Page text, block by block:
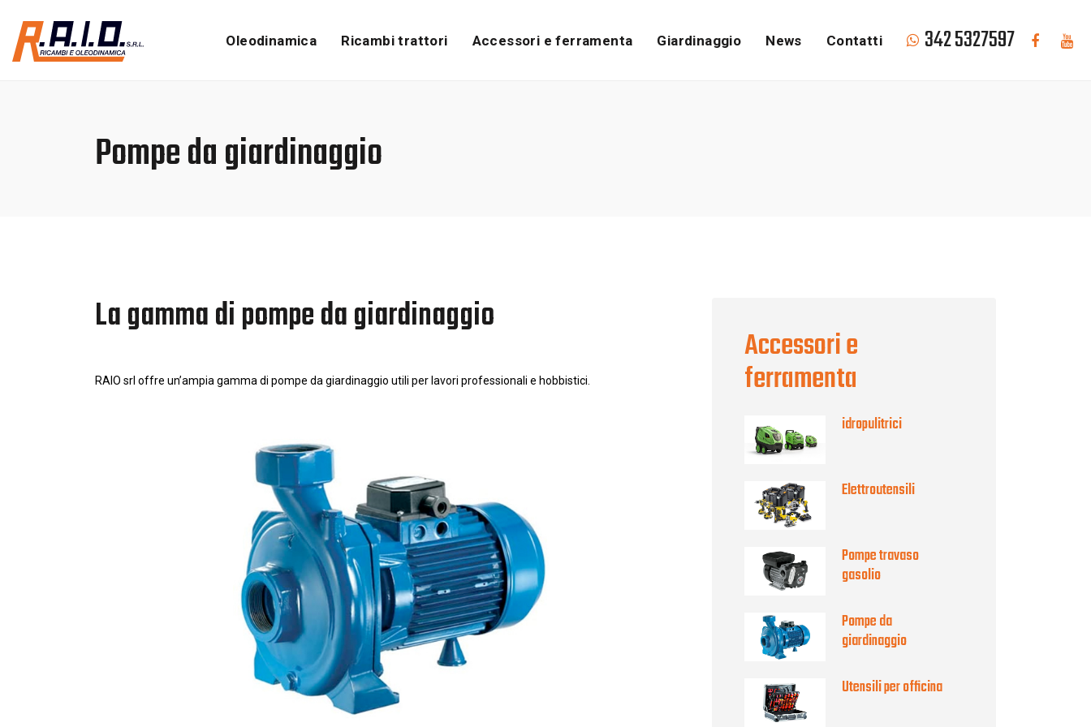
Oleodinamica Ricambi trattori Accessori e ferramenta Giardinaggio News Contatti 342 5327597
Pompe da giardinaggio
La gamma di pompe da giardinaggio
RAIO srl offre un’ampia gamma di pompe da giardinaggio utili per lavori professionali e hobbistici.
Accessori e
ferramenta
idropulitrici
Elettroutensili
Pompe travaso
gasolio
Pompe da
giardinaggio
Utensili per officina